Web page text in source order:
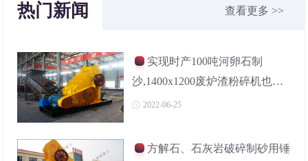
热门新闻 查看更多 >>
实现时产100吨河卵石制
沙,1400x1200废炉渣粉碎机也可
以,价格是多少?
2022-06-25
方解石、石灰岩破碎制砂用锤